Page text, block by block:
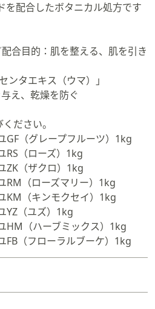
を配合したボタニカル処方です
合目的：肌を整える、肌を引き
タエキス（ウマ）」
え、乾燥を防ぐ
ださい。
GF（グレープフルーツ）1kg
RS（ローズ）1kg
ZK（ザクロ）1kg
RM（ローズマリー）1kg
KM（キンモクセイ）1kg
YZ（ユズ）1kg
HM（ハーブミックス）1kg
FB（フローラルブーケ）1kg